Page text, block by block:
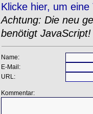
Klicke hier, um
Achtung: Die neu
benötigt JavaScript!
Name:
E-Mail:
URL:
Kommentar: